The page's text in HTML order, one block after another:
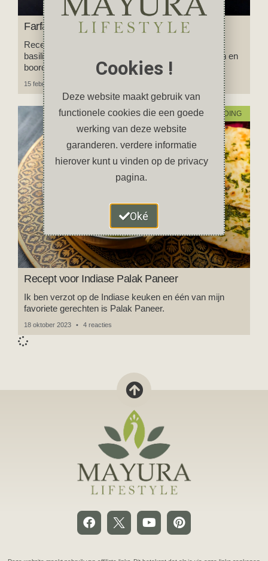
Farfalle met Spinazie-Basilicum Pesto
Recept voor farfalle met zelfgemaakte spinazie-
basilicum pesto: volledig vegan, makkelijk te maken en
boordevol smaak!
15 februari 2025
VOEDING
Recept voor Indiase Palak Paneer
Ik ben verzot op de Indiase keuken en één van mijn
favoriete gerechten is Palak Paneer.
18 oktober 2023 4 reacties
Cookies !
Deze website maakt gebruik van
functionele cookies die een goede
werking van deze website
garanderen. verdere informatie
hierover kunt u vinden op de privacy
pagina.
Oké